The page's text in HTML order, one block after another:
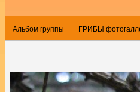
Альбом группы ГРИБЫ